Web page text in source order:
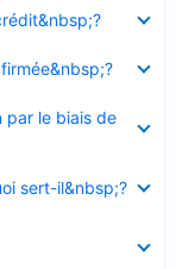
par le biais de
sert-il&nbsp;?